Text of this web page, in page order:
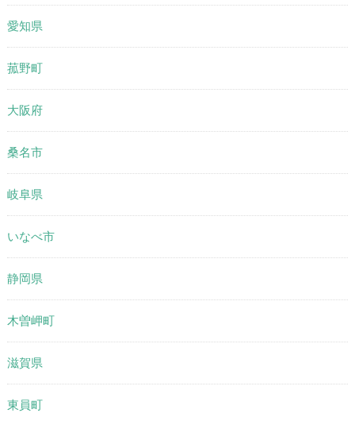
愛知県
菰野町
大阪府
桑名市
岐阜県
いなべ市
静岡県
木曽岬町
滋賀県
東員町